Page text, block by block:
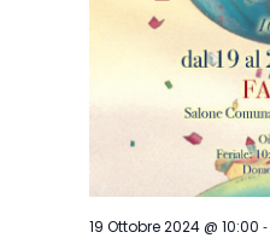
19 Ottobre 2024 @ 10:00 -